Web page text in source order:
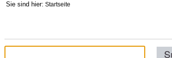
Sie sind hier: Startseite